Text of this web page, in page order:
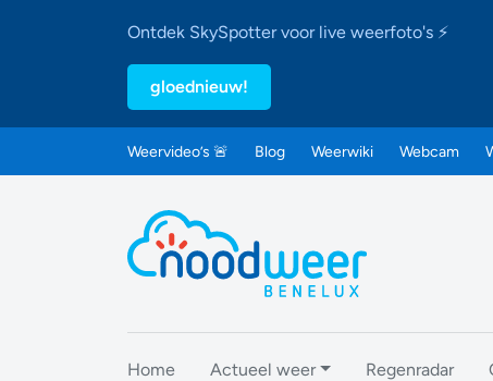
Ontdek SkySpotter voor live weerfoto's ⚡
gloednieuw!
Weervideo’s 🚨 Blog Weerwiki Webcam
Home Actueel weer Regenradar